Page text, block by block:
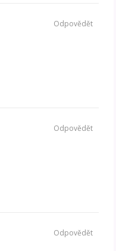
Odpovědět
Odpovědět
Odpovědět